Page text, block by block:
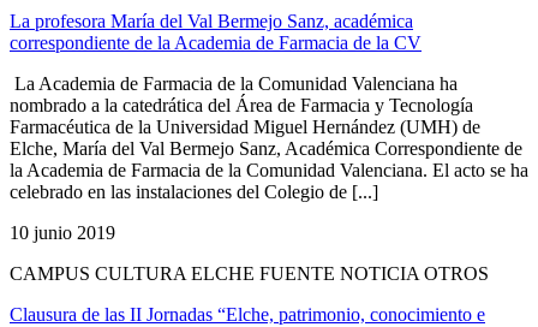
La profesora María del Val Bermejo Sanz, académica
correspondiente de la Academia de Farmacia de la CV
La Academia de Farmacia de la Comunidad Valenciana ha
nombrado a la catedrática del Área de Farmacia y Tecnología
Farmacéutica de la Universidad Miguel Hernández (UMH) de
Elche, María del Val Bermejo Sanz, Académica Correspondiente de
la Academia de Farmacia de la Comunidad Valenciana. El acto se ha
celebrado en las instalaciones del Colegio de [...]
10 junio 2019
CAMPUS CULTURA ELCHE FUENTE NOTICIA OTROS
Clausura de las II Jornadas “Elche, patrimonio, conocimiento e